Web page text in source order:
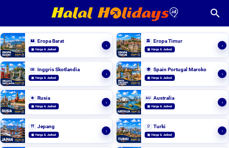
🏰 Eropa Barat
▣ Harga & Jadwal
›
🏛️ Eropa Timur
▣ Harga & Jadwal
›
GB Inggris Skotlandia
▣ Harga & Jadwal
›
🌍 Spain Portugal Maroko
▣ Harga & Jadwal
›
❄️ Rusia
▣ Harga & Jadwal
›
AU Australia
▣ Harga & Jadwal
›
⛩️ Jepang
▣ Harga & Jadwal
›
🎈 Turki
▣ Harga & Jadwal
›